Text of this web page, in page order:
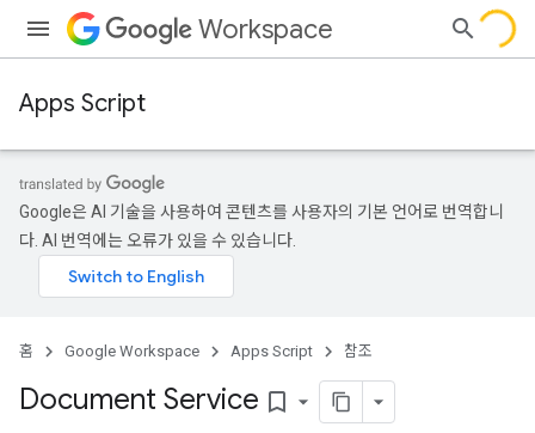
Workspace
Apps Script
Google은 AI 기술을 사용하여 콘텐츠를 사용자의 기본 언어로 번역합니
다. AI 번역에는 오류가 있을 수 있습니다.
홈 Google Workspace Apps Script 참조
Document Service bookmark_border